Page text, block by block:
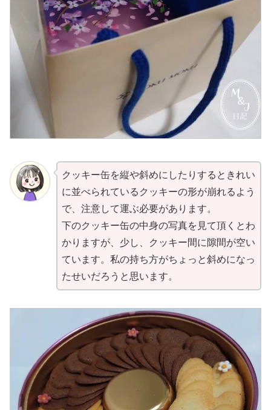
クッキー缶を縦や斜めにしたりするときれい
に並べられているクッキーの形が崩れるよう
で、注意して運ぶ必要があります。
下のクッキー缶の中身の写真を見て頂くとわ
かりますが、少し、クッキー間に隙間が空い
ています。私の持ち方がちょっと斜めになっ
たせいだろうと思います。